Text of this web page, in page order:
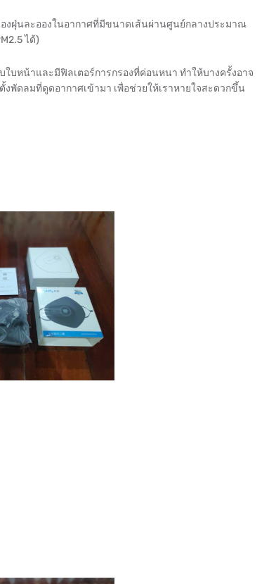
งฝุ่นละอองในอากาศที่มีขนาดเส้นผ่านศูนย์กลางประมาณ
ได้)
บหน้าและมีฟิลเตอร์การกรองที่ค่อนหนา ทำให้บางครั้งอาจ
งพัดลมที่ดูดอากาศเข้ามา เพื่อช่วยให้เราหายใจสะดวกขึ้น